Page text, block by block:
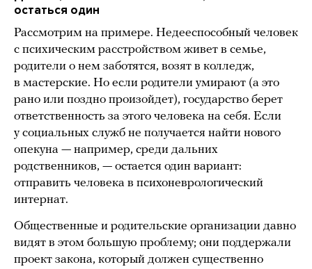
остаться один
Рассмотрим на примере. Недееспособный человек
с психическим расстройством живет в семье,
родители о нем заботятся, возят в колледж,
в мастерские. Но если родители умирают (а это
рано или поздно произойдет), государство берет
ответственность за этого человека на себя. Если
у социальных служб не получается найти нового
опекуна — например, среди дальних
родственников, — остается один вариант:
отправить человека в психоневрологический
интернат.
Общественные и родительские организации давно
видят в этом большую проблему; они поддержали
проект закона, который должен существенно